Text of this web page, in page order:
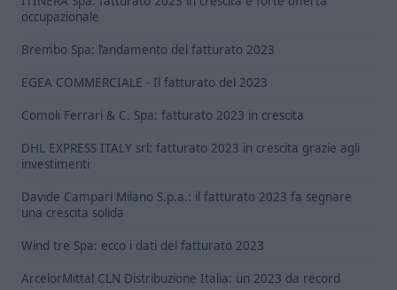
occupazionale
Brembo Spa: l’andamento del fatturato 2023
EGEA COMMERCIALE - Il fatturato del 2023
Comoli Ferrari & C. Spa: fatturato 2023 in crescita
DHL EXPRESS ITALY srl: fatturato 2023 in crescita grazie agli
investimenti
Davide Campari Milano S.p.a.: il fatturato 2023 fa segnare
una crescita solida
Wind tre Spa: ecco i dati del fatturato 2023
ArcelorMittal CLN Distribuzione Italia: un 2023 da record